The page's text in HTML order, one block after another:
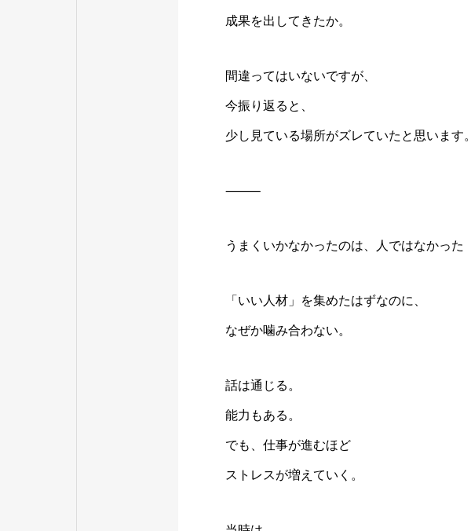
成果を出してきたか。
間違ってはいないですが、
今振り返ると、
少し見ている場所がズレていたと思います。
⸻
うまくいかなかったのは、人ではなかった
「いい人材」を集めたはずなのに、
なぜか噛み合わない。
話は通じる。
能力もある。
でも、仕事が進むほど
ストレスが増えていく。